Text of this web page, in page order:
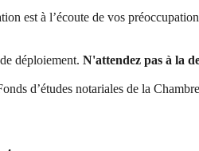
est à l’écoute de vos
déploiement. N'attendez pas à la
d’études notariales de la